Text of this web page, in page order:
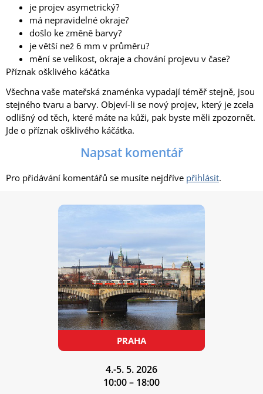
je projev asymetrický?
má nepravidelné okraje?
došlo ke změně barvy?
je větší než 6 mm v průměru?
mění se velikost, okraje a chování projevu v čase?
Příznak ošklivého káčátka
Všechna vaše mateřská znaménka vypadají téměř stejně, jsou
stejného tvaru a barvy. Objeví-li se nový projev, který je zcela
odlišný od těch, které máte na kůži, pak byste měli zpozornět.
Jde o příznak ošklivého káčátka.
Napsat komentář
Pro přidávání komentářů se musíte nejdříve přihlásit.
4.-5. 5. 2026
10:00 – 18:00